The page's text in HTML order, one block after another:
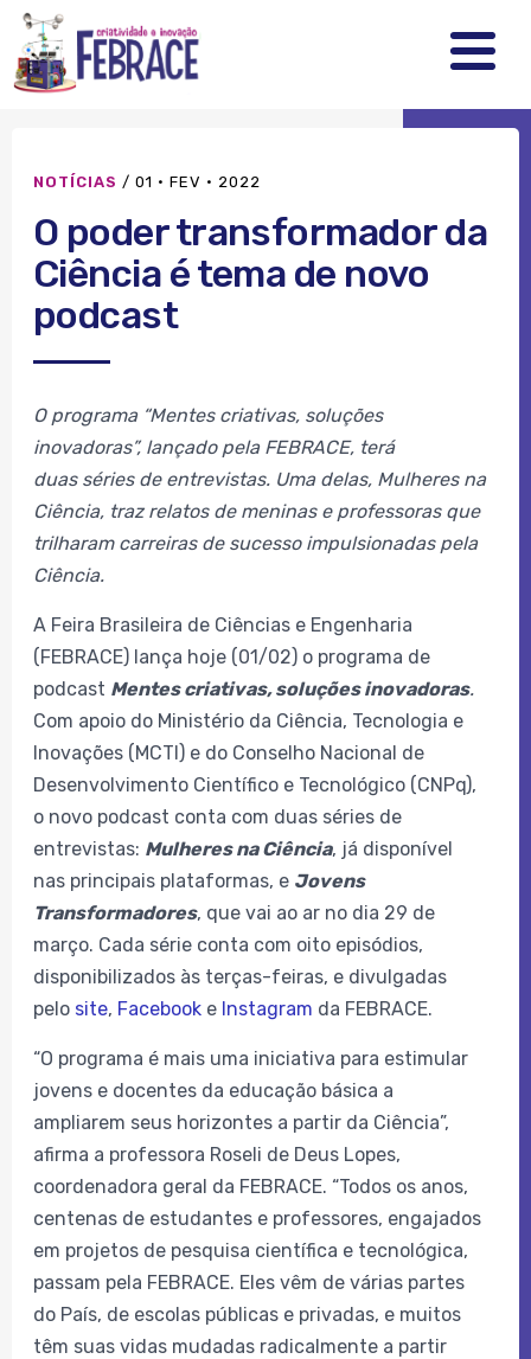
FEBRRACE
.
.
.
NOTÍCIAS / 01 · FEV · 2022
O poder transformador da
Ciência é tema de novo
podcast
O programa “Mentes criativas, soluções
inovadoras”, lançado pela FEBRACE, terá
duas séries de entrevistas. Uma delas, Mulheres na
Ciência, traz relatos de meninas e professoras que
trilharam carreiras de sucesso impulsionadas pela
Ciência.
A Feira Brasileira de Ciências e Engenharia
(FEBRACE) lança hoje (01/02) o programa de
podcast Mentes criativas, soluções inovadoras.
Com apoio do Ministério da Ciência, Tecnologia e
Inovações (MCTI) e do Conselho Nacional de
Desenvolvimento Científico e Tecnológico (CNPq),
o novo podcast conta com duas séries de
entrevistas: Mulheres na Ciência, já disponível
nas principais plataformas, e Jovens
Transformadores, que vai ao ar no dia 29 de
março. Cada série conta com oito episódios,
disponibilizados às terças-feiras, e divulgadas
pelo site, Facebooke Instagram da FEBRACE.
“O programa é mais uma iniciativa para estimular
jovens e docentes da educação básica a
ampliarem seus horizontes a partir da Ciência”,
afirma a professora Roseli de Deus Lopes,
coordenadora geral da FEBRACE. “Todos os anos,
centenas de estudantes e professores, engajados
em projetos de pesquisa científica e tecnológica,
passam pela FEBRACE. Eles vêm de várias partes
do País, de escolas públicas e privadas, e muitos
têm suas vidas mudadas radicalmente a partir